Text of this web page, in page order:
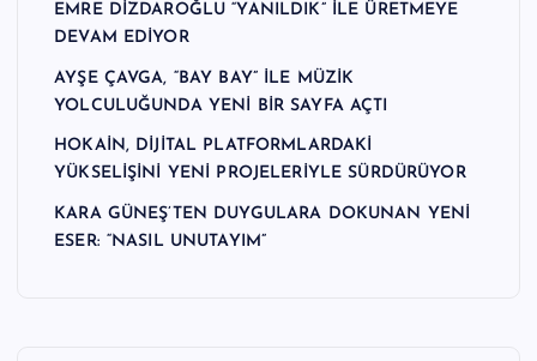
EMRE DİZDAROĞLU “YANILDIK” İLE ÜRETMEYE
DEVAM EDİYOR
AYŞE ÇAVGA, “BAY BAY” İLE MÜZİK
YOLCULUĞUNDA YENİ BİR SAYFA AÇTI
HOKAİN, DİJİTAL PLATFORMLARDAKİ
YÜKSELİŞİNİ YENİ PROJELERİYLE SÜRDÜRÜYOR
KARA GÜNEŞ’TEN DUYGULARA DOKUNAN YENİ
ESER: “NASIL UNUTAYIM”